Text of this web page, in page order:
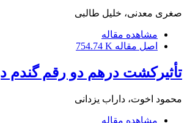
صغری معدنی، خلیل طالبی
مشاهده مقاله
اصل مقاله 754.74 K
تأثیرکشت درهم دو رقم
محمود اخوت، داراب یزدانی
مشاهده مقاله